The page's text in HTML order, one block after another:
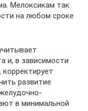
Мелоксикам так
на любом сроке
и, в зависимости
корректирует
развитие
в минимальной